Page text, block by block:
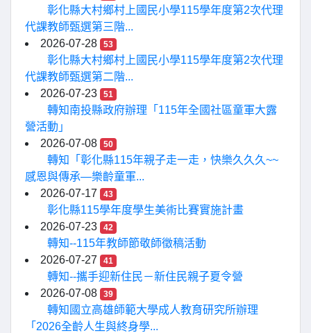
彰化縣大村鄉村上國民小學115學年度第2次代理
代課教師甄選第三階...
2026-07-28
53
彰化縣大村鄉村上國民小學115學年度第2次代理
代課教師甄選第二階...
2026-07-23
51
轉知南投縣政府辦理「115年全國社區童軍大露
營活動」
2026-07-08
50
轉知「彰化縣115年親子走一走，快樂久久久~~
感恩與傳承—樂齡童軍...
2026-07-17
43
彰化縣115學年度學生美術比賽實施計畫
2026-07-23
42
轉知--115年教師節敬師徵稿活動
2026-07-27
41
轉知--攜手迎新住民－新住民親子夏令營
2026-07-08
39
轉知國立高雄師範大學成人教育研究所辦理
「2026全齡人生與終身學...